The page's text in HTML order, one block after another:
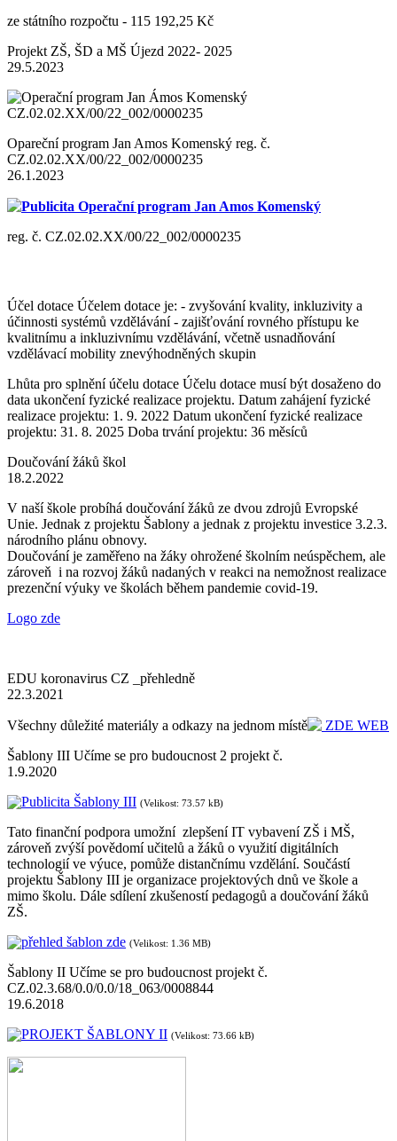
ze státního rozpočtu - 115 192,25 Kč
Projekt ZŠ, ŠD a MŠ Újezd 2022- 2025
29.5.2023
Opareční program Jan Amos Komenský reg. č.
CZ.02.02.XX/00/22_002/0000235
26.1.2023
Publicita Operační program Jan Amos Komenský
reg. č. CZ.02.02.XX/00/22_002/0000235
Účel dotace Účelem dotace je: - zvyšování kvality, inkluzivity a
účinnosti systémů vzdělávání - zajišťování rovného přístupu ke
kvalitnímu a inkluzivnímu vzdělávání, včetně usnadňování
vzdělávací mobility znevýhodněných skupin
Lhůta pro splnění účelu dotace Účelu dotace musí být dosaženo do
data ukončení fyzické realizace projektu. Datum zahájení fyzické
realizace projektu: 1. 9. 2022 Datum ukončení fyzické realizace
projektu: 31. 8. 2025 Doba trvání projektu: 36 měsíců
Doučování žáků škol
18.2.2022
V naší škole probíhá doučování žáků ze dvou zdrojů Evropské
Unie. Jednak z projektu Šablony a jednak z projektu investice 3.2.3.
národního plánu obnovy.
Doučování je zaměřeno na žáky ohrožené školním neúspěchem, ale
zároveň i na rozvoj žáků nadaných v reakci na nemožnost realizace
prezenční výuky ve školách během pandemie covid-19.
Logo zde
EDU koronavirus CZ _přehledně
22.3.2021
Všechny důležité materiály a odkazy na jednom místě
ZDE WEB
Šablony III Učíme se pro budoucnost 2 projekt č.
1.9.2020
Publicita Šablony III (Velikost: 73.57 kB)
Tato finanční podpora umožní zlepšení IT vybavení ZŠ i MŠ,
zároveň zvýší povědomí učitelů a žáků o využití digitálních
technologií ve výuce, pomůže distančnímu vzdělání. Součástí
projektu Šablony III je organizace projektových dnů ve škole a
mimo školu. Dále sdílení zkušeností pedagogů a doučování žáků
ZŠ.
přehled šablon zde (Velikost: 1.36 MB)
Šablony II Učíme se pro budoucnost projekt č.
CZ.02.3.68/0.0/0.0/18_063/0008844
19.6.2018
PROJEKT ŠABLONY II (Velikost: 73.66 kB)